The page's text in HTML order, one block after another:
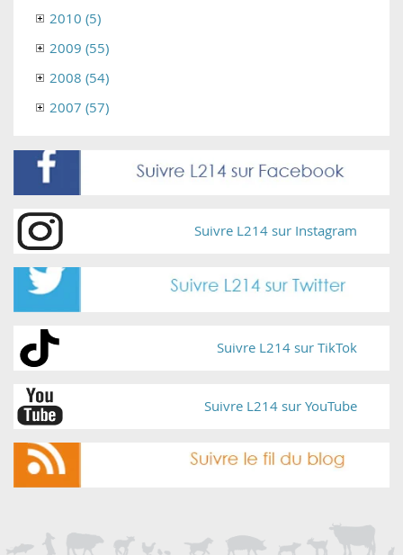
2010 (5)
2009 (55)
2008 (54)
2007 (57)
Suivre L214 sur Instagram
Suivre L214 sur TikTok
Suivre L214 sur YouTube